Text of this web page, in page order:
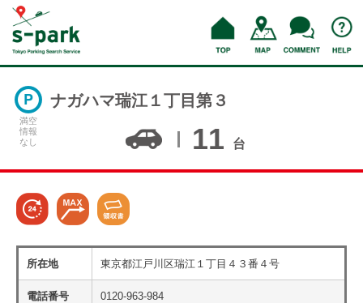
満空
情報
なし
ナガハマ瑞江１丁目第３
11 台
所在地 東京都江戸川区瑞江１丁目４３番４号
電話番号 0120-963-984